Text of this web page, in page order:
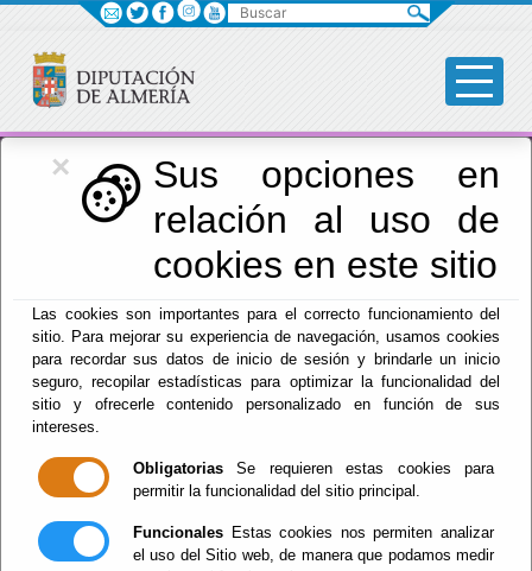
×
Sus opciones en
relación al uso de
cookies en este sitio
Las cookies son importantes para el correcto funcionamiento del
sitio. Para mejorar su experiencia de navegación, usamos cookies
para recordar sus datos de inicio de sesión y brindarle un inicio
seguro, recopilar estadísticas para optimizar la funcionalidad del
sitio y ofrecerle contenido personalizado en función de sus
intereses.
Obligatorias Se requieren estas cookies para
permitir la funcionalidad del sitio principal.
Funcionales Estas cookies nos permiten analizar
el uso del Sitio web, de manera que podamos medir
Igualdad
Destacados
Premio salud Ana Amalia González
Buscar